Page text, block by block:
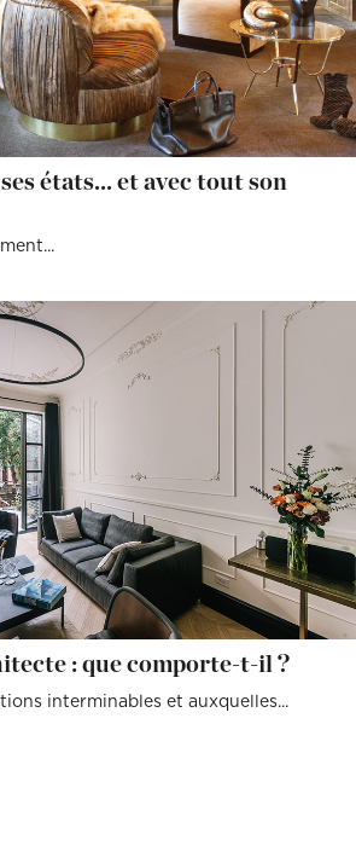
états... et avec tout son
: que comporte-t-il ?
interminables et auxquelles...